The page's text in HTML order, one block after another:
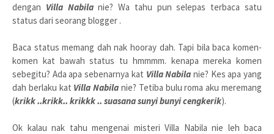
dengan Villa Nabilanie? Wa tahu pun selepas terbaca satu
status dari seorang blogger .
Baca status memang dah nak hooray dah. Tapi bila baca komen-
komen kat bawah status tu hmmmm. kenapa mereka komen
sebegitu? Ada apa sebenarnya kat Villa Nabila nie? Kes apa yang
dah berlaku kat Villa Nabila nie? Tetiba bulu roma aku meremang
(krikk ..krikk.. krikkk .. suasana sunyi bunyi cengkerik).
Ok kalau nak tahu mengenai misteri Villa Nabila nie leh baca